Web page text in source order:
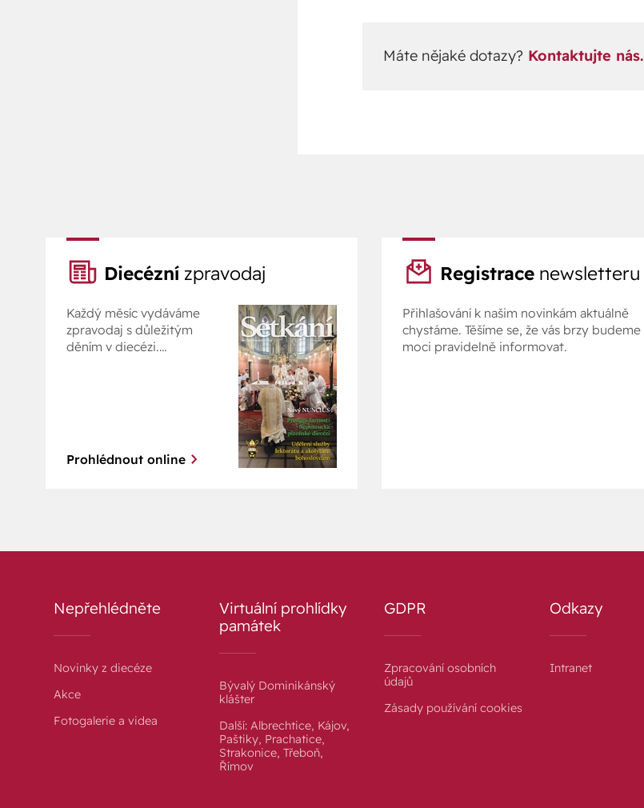
Máte nějaké dotazy?Kontaktujte nás.
Diecézní zpravodaj
Každý měsíc vydáváme
zpravodaj s důležitým
děním v diecézi.
Prohlédnout online
Registrace newsletteru
Přihlašování k našim novinkám aktuálně
chystáme. Těšíme se, že vás brzy budeme
moci pravidelně informovat.
Nepřehlédněte
Novinky z diecéze
Akce
Fotogalerie a videa
Virtuální prohlídky
památek
Bývalý Dominikánský
klášter
Další: Albrechtice, Kájov,
Paštiky, Prachatice,
Strakonice, Třeboň,
Římov
GDPR
Zpracování osobních
údajů
Zásady používání cookies
Odkazy
Intranet